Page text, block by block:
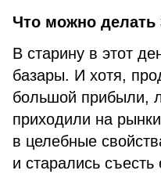
Что можно делать
В старину в этот
базары. И хотя,
большой прибыли,
приходили на
в целебные
и старались